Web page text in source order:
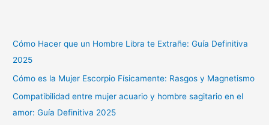
Cómo Hacer que un Hombre Libra te Extrañe: Guía Definitiva
2025
Cómo es la Mujer Escorpio Físicamente: Rasgos y Magnetismo
Compatibilidad entre mujer acuario y hombre sagitario en el
amor: Guía Definitiva 2025